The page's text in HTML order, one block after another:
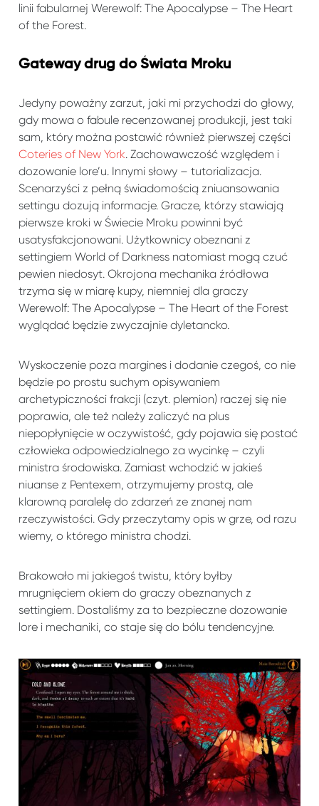
linii fabularnej Werewolf: The Apocalypse – The Heart
of the Forest.
Gateway drug do Świata Mroku
Jedyny poważny zarzut, jaki mi przychodzi do głowy,
gdy mowa o fabule recenzowanej produkcji, jest taki
sam, który można postawić również pierwszej części
Coteries of New York. Zachowawczość względem i
dozowanie lore’u. Innymi słowy – tutorializacja.
Scenarzyści z pełną świadomością zniuansowania
settingu dozują informacje. Gracze, którzy stawiają
pierwsze kroki w Świecie Mroku powinni być
usatysfakcjonowani. Użytkownicy obeznani z
settingiemWorld of Darkness natomiast mogą czuć
pewien niedosyt. Okrojona mechanika źródłowa
trzyma się w miarę kupy, niemniej dla graczy
Werewolf: The Apocalypse – The Heart of the Forest
wyglądać będzie zwyczajnie dyletancko.
Wyskoczenie poza margines i dodanie czegoś, co nie
będzie po prostu suchym opisywaniem
archetypiczności frakcji (czyt. plemion) raczej się nie
poprawia, ale też należy zaliczyć na plus
niepopłynięcie w oczywistość, gdy pojawia się postać
człowieka odpowiedzialnego za wycinkę – czyli
ministra środowiska. Zamiast wchodzić w jakieś
niuanse z Pentexem, otrzymujemy prostą, ale
klarowną paralelę do zdarzeń ze znanej nam
rzeczywistości. Gdy przeczytamy opis w grze, od razu
wiemy, o którego ministra chodzi.
Brakowało mi jakiegoś twistu, który byłby
mrugnięciem okiem do graczy obeznanych z
settingiem. Dostaliśmy za to bezpieczne dozowanie
lore i mechaniki, co staje się do bólu tendencyjne.